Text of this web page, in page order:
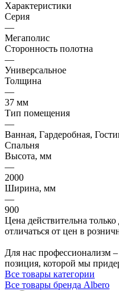
Характеристики
Серия
—
Мегаполис
Сторонность полотна
—
Универсальное
Толщина
—
37 мм
Тип помещения
—
Ванная, Гардеробная,
Спальня
Высота, мм
—
2000
Ширина, мм
—
900
Цена действительна
отличаться от цен в
Для нас профессионализм
позиция, которой мы
Все товары категории
Все товары бренда Albero